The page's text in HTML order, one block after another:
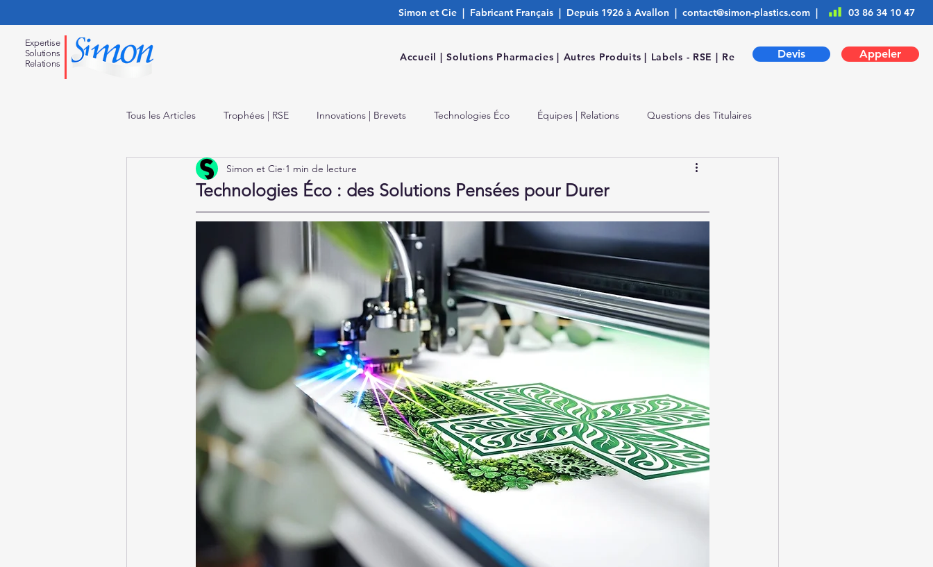
Simon et Cie | Fabricant Français | Depuis 1926 à Avallon | contact@simon-plastics.com | 03 86 34 10 47
Expertise
Solutions
Relations
Accueil | Solutions Pharmacies | Autres Produits | Labels - RSE | Ressources |Devis Appeler
Tous les Articles Trophées | RSE Innovations | Brevets Technologies Éco Équipes | Relations Questions des Titulaires
Labels | Certifications
Technologies Éco : des Solutions Pensées pour Durer
Simon et Cie 1 min de lecture